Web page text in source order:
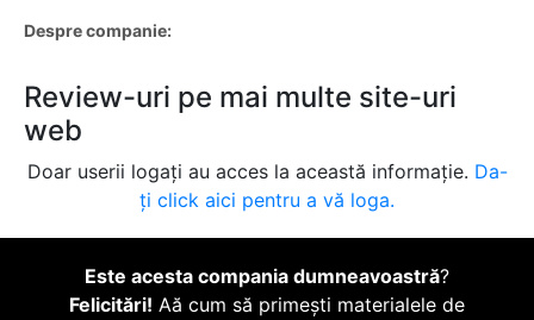
Despre companie:
Review-uri pe mai multe site-uri
web
Doar userii logați au acces la această informație. Da-
ți click aici pentru a vă loga.
Este acesta compania dumneavoastră?
Felicitări! Aă cum să primești materialele de